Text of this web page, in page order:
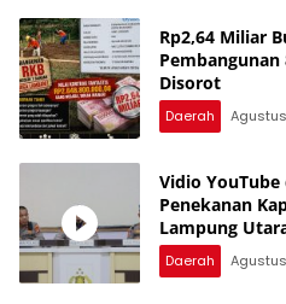
Rp2,64 Miliar
Pembangunan
Disorot
Daerah
Vidio YouTube
Penekanan
Lampung
Narkoba,
Daerah